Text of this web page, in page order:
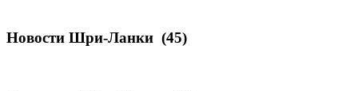
Новости Шри-Ланки (45)